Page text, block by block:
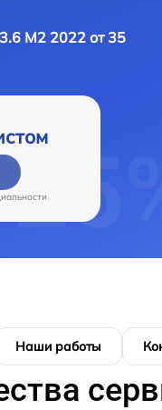
M2 2022 от 35
Наши работы